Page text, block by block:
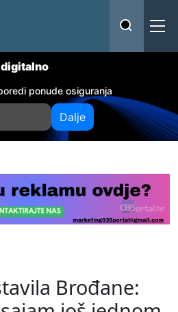
ponude osiguranja
Dalje
Brođane: